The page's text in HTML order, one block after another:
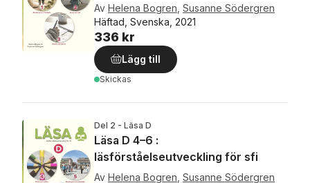
Av Helena Bogren Susanne Södergren
Häftad, Svenska, 2021
336 kr
Lägg till
Skickas
Del 2 - Läsa D
Läsa D 4–6 :
läsförståelseutveckling för sfi
Av Helena Bogren Susanne Södergren